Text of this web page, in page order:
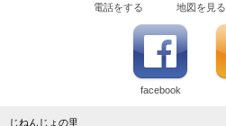
電話をする 地図を見る
facebook
じねんじょの里